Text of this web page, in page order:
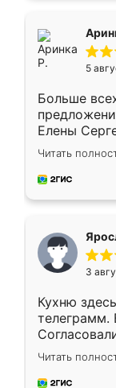
5
Больше
Елены
короткие
для замера
предложил
Читать
3
Кухню
телеграмм.
недели
довольны
мебель за
Читать